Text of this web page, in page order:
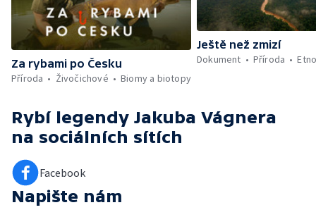
Za rybami po Česku
Příroda
Živočichové Biomy a biotopy
Ještě než zmizí
Dokument
Příroda
Rybí legendy Jakuba Vágnera
na sociálních sítích
Facebook
Napište nám